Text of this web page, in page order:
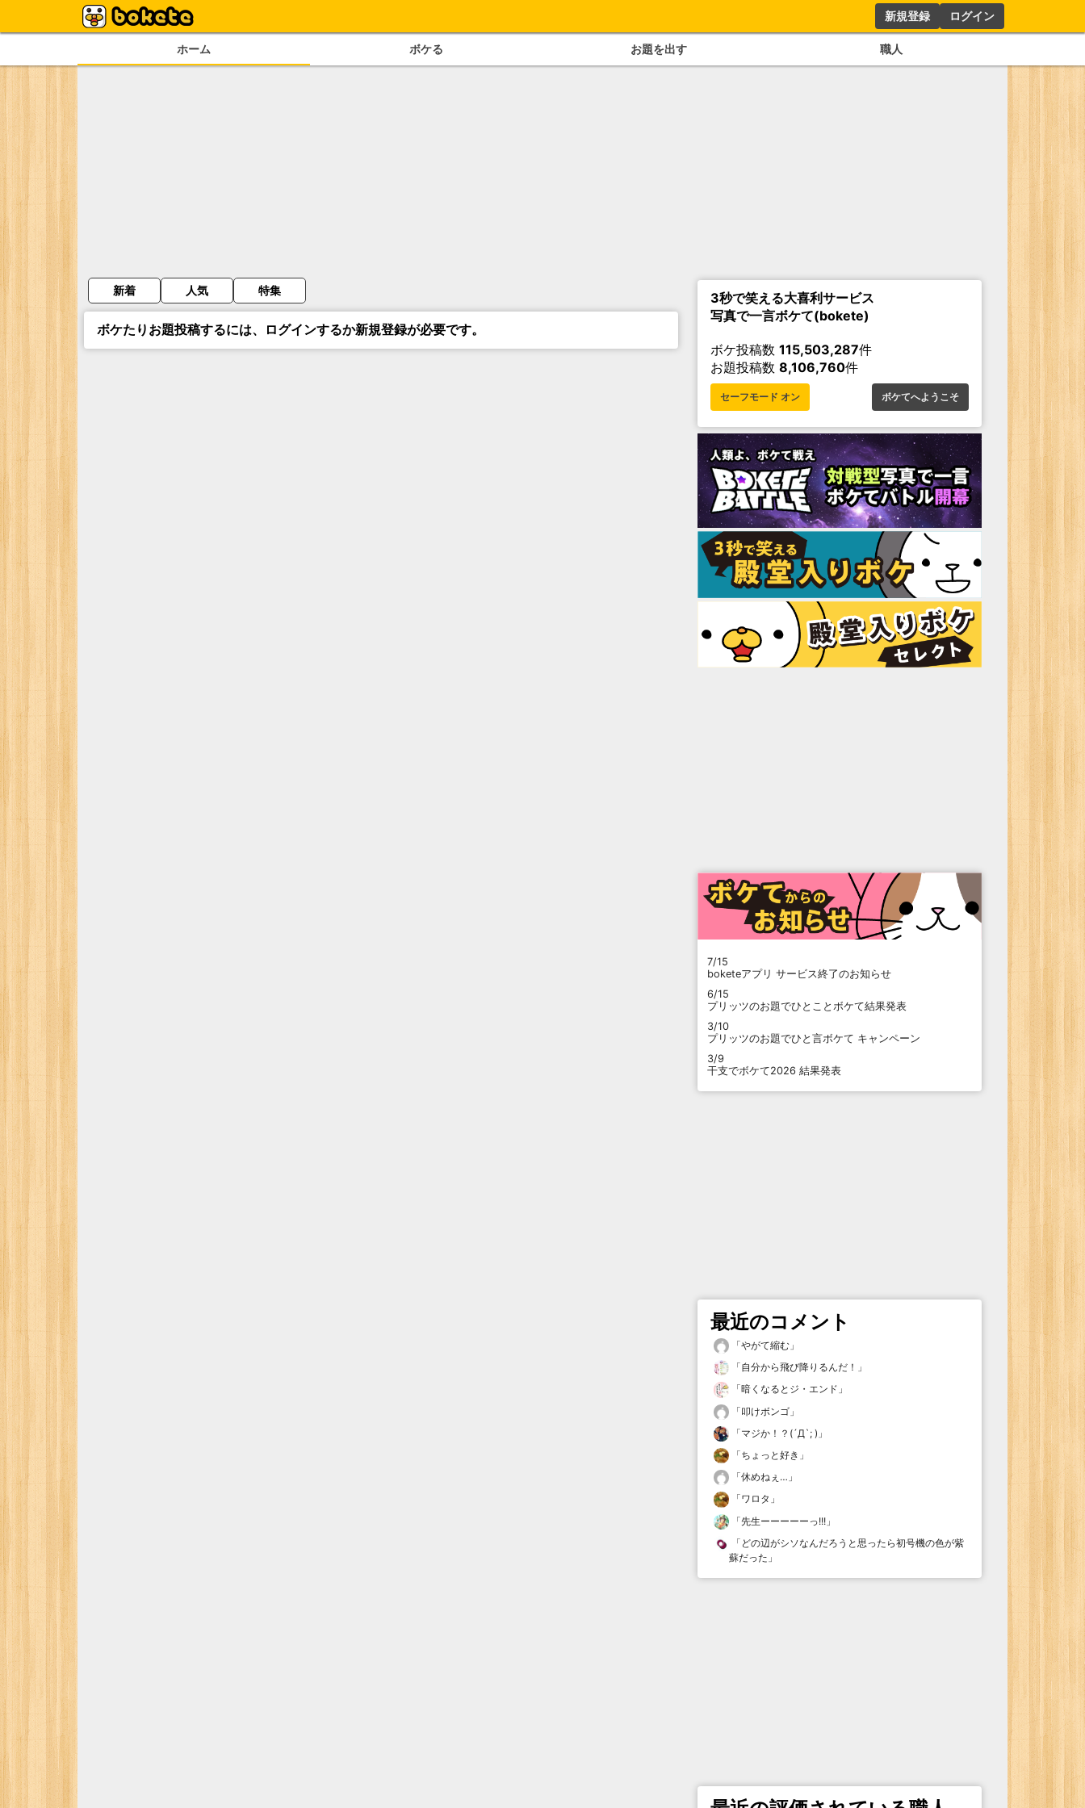
新規登録 ログイン
ホーム ボケる お題を出す 職人
新着 人気 特集
ボケたりお題投稿するには、ログインするか新規登録が必要です。
3秒で笑える大喜利サービス
写真で一言ボケて(bokete)
ボケ投稿数 115,503,287件
お題投稿数 8,106,760件
セーフモード オン ボケてへようこそ
7/15
boketeアプリ サービス終了のお知らせ
6/15
プリッツのお題でひとことボケて結果発表
3/10
プリッツのお題でひと言ボケて キャンペーン
3/9
干支でボケて2026 結果発表
最近のコメント
「やがて縮む 」
「自分から飛び降りるんだ！ 」
「暗くなるとジ・エンド 」
「叩けボンゴ 」
「マジか！？(´Д`; ) 」
「ちょっと好き 」
「休めねぇ… 」
「ワロタ 」
「先生ーーーーーっ!!! 」
「 どの辺がシソなんだろうと思ったら初号機の色が紫
蘇だった 」